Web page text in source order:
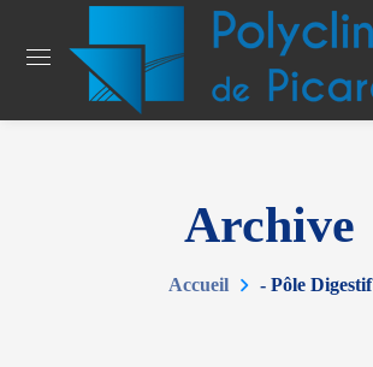
Archive
Accueil - Pôle Digestif